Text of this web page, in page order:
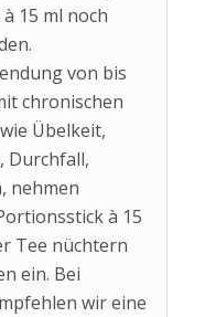
15 ml noch
von bis
chronischen
Übelkeit,
Durchfall,
nehmen
à 15
Tee nüchtern
ein. Bei
wir eine